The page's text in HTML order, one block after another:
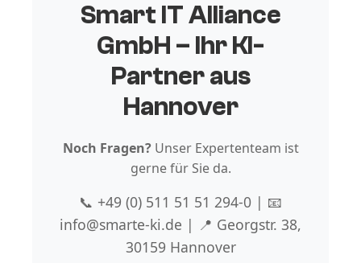
Smart IT Alliance
GmbH – Ihr KI-
Partner aus
Hannover
Noch Fragen?Unser Expertenteam ist
gerne für Sie da.
📞 +49 (0) 511 51 51 294-0 | 📧
info@smarte-ki.de | 📍 Georgstr. 38,
30159 Hannover